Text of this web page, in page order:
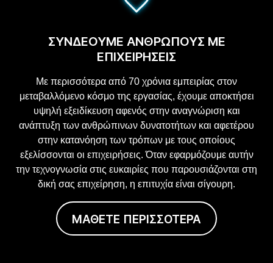
ΣΥΝΔΕΟΥΜΕ ΑΝΘΡΩΠΟΥΣ ΜΕ
ΕΠΙΧΕΙΡΗΣΕΙΣ
Με περισσότερα από 70 χρόνια εμπειρίας στον
μεταβαλλόμενο κόσμο της εργασίας, έχουμε αποκτήσει
υψηλή εξειδίκευση αφενός στην αναγνώριση και
ανάπτυξη των ανθρώπινων δυνατοτήτων και αφετέρου
στην κατανόηση των τρόπων με τους οποίους
εξελίσσονται οι επιχειρήσεις. Όταν εφαρμόζουμε αυτήν
την τεχνογνωσία στις ευκαιρίες που παρουσιάζονται στη
δική σας επιχείρηση, η επιτυχία είναι σίγουρη.
ΜΑΘΕΤΕ ΠΕΡΙΣΣΟΤΕΡΑ